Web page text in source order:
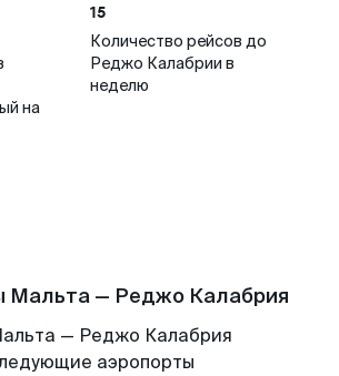
на
15
Количество рейсов до
Реджо Калабрии в
неделю
Мальта — Реджо Калабрия
— Реджо Калабрия
аэропорты